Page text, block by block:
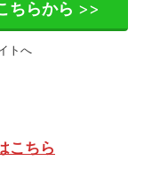
ちらから >>
トへ
こちら